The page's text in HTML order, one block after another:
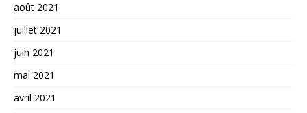
août 2021
juillet 2021
juin 2021
mai 2021
avril 2021